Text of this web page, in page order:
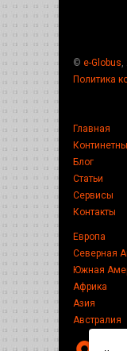
© e-Globus,
Политика
Главная
Континетны
Блог
Статьи
Сервисы
Контакты
Европа
Северная
Южная
Африка
Азия
Австралия